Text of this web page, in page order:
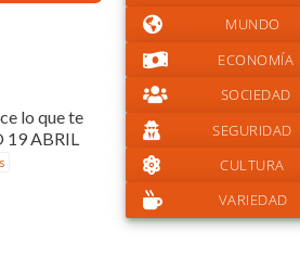
lo que te
19 ABRIL
MUNDO
ECONOMÍA
SOCIEDAD
SEGURIDAD
CULTURA
VARIEDAD